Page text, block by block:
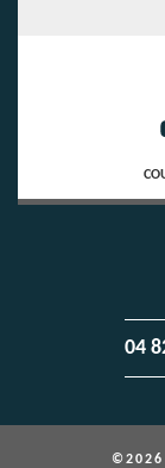
04
©2026